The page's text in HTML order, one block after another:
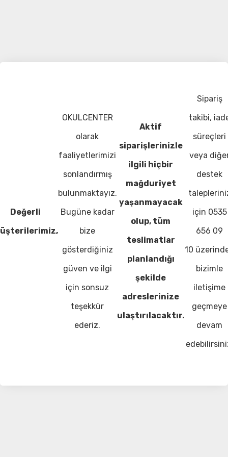
Değerli
OKULCENTER
olarak
faaliyetlerimizi
sonlandırmış
bulunmaktayız.
Bugüne kadar
bize
gösterdiğiniz
güven ve ilgi
için sonsuz
teşekkür
ederiz.
Aktif
siparişlerinizle
ilgili hiçbir
mağduriyet
yaşanmayacak
olup, tüm
teslimatlar
planlandığı
şekilde
adreslerinize
ulaştırılacaktır.
Sipariş
takibi,
süreçleri
veya
destek
için 0535
656 09
10
bizimle
iletişime
geçmeye
devam